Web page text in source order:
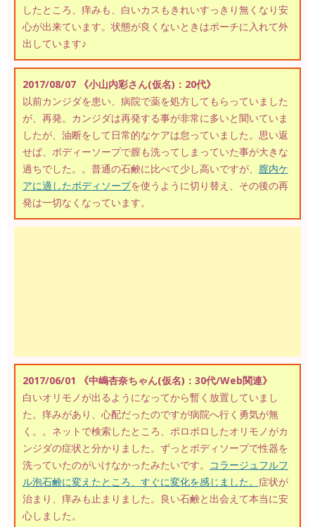
したところ、痒みも、白いカスもきれいすっきり無くなり安
心が出来ています。状態が良くないときはポーチに入れて外
出しています♪
2017/08/07 《小山内彩さん(仮名)：20代》
以前カンジダを患い、病院で薬を処方してもらっていました
が、再発。カンジダは再発する事が非常に多いと聞いていま
したが、油断をして日常的なケアは怠っていました。思い返
せば、ボディーソープで膣も洗ってしまっていた事が大きな
過ちでした。。普通の石鹸に比べて少し高いですが、 膣内ケ
アに適したボディソープを使うように切り替え、その後の再
発は一切なくなっています。
2017/06/01 《中嶋杏奈ちゃん(仮名)：30代/Web関連》
白いオリモノが出るようになってから暫く放置していまし
た。痒みがあり、心配だったのですが病院へ行く勇気が無
く。。ネットで検索したところ、ポロポロしたオリモノがカ
ンジダの症状と分かりました。ずっとボディソープで性器を
洗っていたのがいけなかったみたいです。 コラージュフルフ
ル泡石鹸に変えたところ、すぐに変化を感じました。 症状が
治まり、痒みも止まりました。良い石鹸と出会えて本当に安
心しました。